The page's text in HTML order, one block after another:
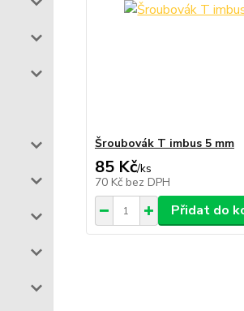
Šroubovák T imbus 5 mm
85 Kč/ks
70 Kč bez DPH
Přidat do